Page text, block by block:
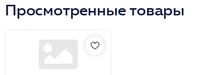
Просмотренные товары